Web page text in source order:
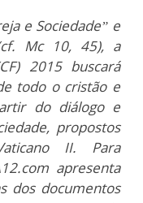
e Sociedade” e
Mc 10, 45), a
2015 buscará
todo o cristão e
do diálogo e
propostos
II. Para
apresenta
dos documentos